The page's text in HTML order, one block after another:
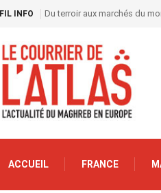
FIL INFO Du terroir aux marchés du
ACCUEIL FRANCE